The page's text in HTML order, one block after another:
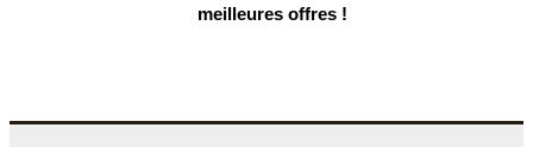
meilleures offres !